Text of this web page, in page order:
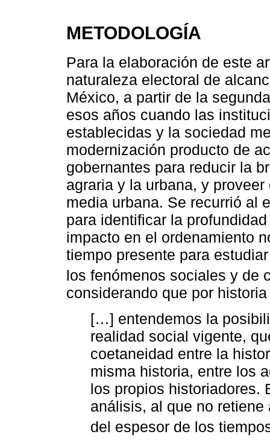
METODOLOGÍA
Para la elaboración de este
naturaleza electoral de
México, a partir de la
esos años cuando las
establecidas y la sociedad
modernización producto de
gobernantes para reducir la
agraria y la urbana, y
media urbana. Se recurrió al
para identificar la
impacto en el ordenamiento
tiempo presente para
los fenómenos sociales y de
considerando que por
[…] entendemos la
realidad social vigente,
coetaneidad entre la
misma historia, entre los
los propios historiadores.
análisis, al que no
del espesor de los